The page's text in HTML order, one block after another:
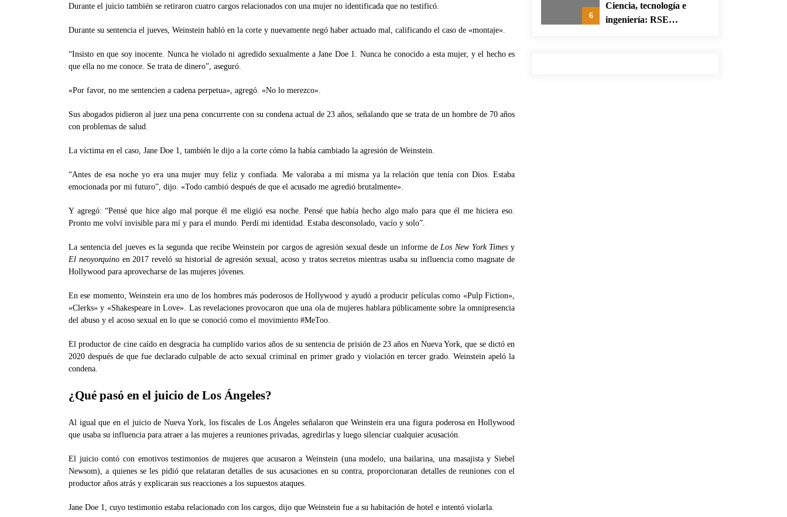
Durante el juicio también se retiraron cuatro cargos relacionados con una mujer no identificada que no testificó.
Durante su sentencia el jueves, Weinstein habló en la corte y nuevamente negó haber actuado mal, calificando el caso de «montaje».
“Insisto en que soy inocente. Nunca he violado ni agredido sexualmente a Jane Doe 1. Nunca he conocido a esta mujer, y el hecho es
que ella no me conoce. Se trata de dinero”, aseguró.
«Por favor, no me sentencien a cadena perpetua», agregó. «No lo merezco».
Sus abogados pidieron al juez una pena concurrente con su condena actual de 23 años, señalando que se trata de un hombre de 70 años
con problemas de salud.
La víctima en el caso, Jane Doe 1, también le dijo a la corte cómo la había cambiado la agresión de Weinstein.
“Antes de esa noche yo era una mujer muy feliz y confiada. Me valoraba a mí misma ya la relación que tenía con Dios. Estaba
emocionada por mi futuro”, dijo. «Todo cambió después de que el acusado me agredió brutalmente».
Y agregó: “Pensé que hice algo mal porque él me eligió esa noche. Pensé que había hecho algo malo para que él me hiciera eso.
Pronto me volví invisible para mí y para el mundo. Perdí mi identidad. Estaba desconsolado, vacío y solo”.
La sentencia del jueves es la segunda que recibe Weinstein por cargos de agresión sexual desde un informe deLos New York Times y
El neoyorquinoen 2017 reveló su historial de agresión sexual, acoso y tratos secretos mientras usaba su influencia como magnate de
Hollywood para aprovecharse de las mujeres jóvenes.
En ese momento, Weinstein era uno de los hombres más poderosos de Hollywood y ayudó a producir películas como «Pulp Fiction»,
«Clerks» y «Shakespeare in Love». Las revelaciones provocaron que una ola de mujeres hablara públicamente sobre la omnipresencia
del abuso y el acoso sexual en lo que se conoció como el movimiento #MeToo.
El productor de cine caído en desgracia ha cumplido varios años de su sentencia de prisión de 23 años en Nueva York, que se dictó en
2020 después de que fue declarado culpable de acto sexual criminal en primer grado y violación en tercer grado. Weinstein apeló la
condena.
¿Qué pasó en el juicio de Los Ángeles?
Al igual que en el juicio de Nueva York, los fiscales de Los Ángeles señalaron que Weinstein era una figura poderosa en Hollywood
que usaba su influencia para atraer a las mujeres a reuniones privadas, agredirlas y luego silenciar cualquier acusación.
El juicio contó con emotivos testimonios de mujeres que acusaron a Weinstein (una modelo, una bailarina, una masajista y Siebel
Newsom), a quienes se les pidió que relataran detalles de sus acusaciones en su contra, proporcionaran detalles de reuniones con el
productor años atrás y explicaran sus reacciones a los supuestos ataques.
Jane Doe 1, cuyo testimonio estaba relacionado con los cargos, dijo que Weinstein fue a su habitación de hotel e intentó violarla.
6
Ciencia, tecnología e
ingeniería: RSE